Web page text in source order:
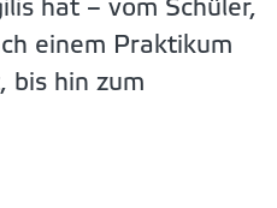
hat – vom Schüler,
einem Praktikum
bis hin zum